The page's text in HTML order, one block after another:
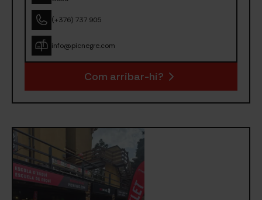
(+376) 737 905
info@picnegre.com
Com arribar-hi?